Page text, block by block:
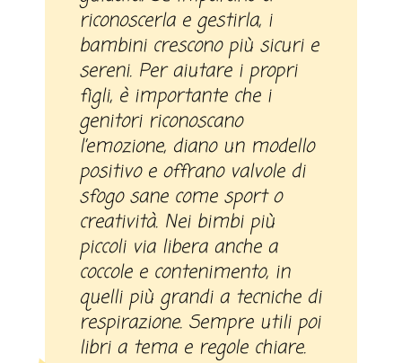
riconoscerla e gestirla, i
bambini crescono più sicuri e
sereni. Per aiutare i propri
figli, è importante che i
genitori riconoscano
l’emozione, diano un modello
positivo e offrano valvole di
sfogo sane come sport o
creatività. Nei bimbi più
piccoli via libera anche a
coccole e contenimento, in
quelli più grandi a tecniche di
respirazione. Sempre utili poi
libri a tema e regole chiare.